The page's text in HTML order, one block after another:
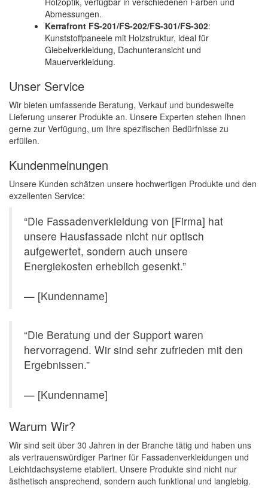
Abmessungen.
Kerrafront FS-201/FS-202/FS-301/FS-302:
Kunststoffpaneele mit Holzstruktur, ideal für
Giebelverkleidung, Dachunteransicht und
Mauerverkleidung.
Unser Service
Wir bieten umfassende Beratung, Verkauf und bundesweite
Lieferung unserer Produkte an. Unsere Experten stehen Ihnen
gerne zur Verfügung, um Ihre spezifischen Bedürfnisse zu
erfüllen.
Kundenmeinungen
Unsere Kunden schätzen unsere hochwertigen Produkte und den
exzellenten Service:
“Die Fassadenverkleidung von [Firma] hat
unsere Hausfassade nicht nur optisch
aufgewertet, sondern auch unsere
Energiekosten erheblich gesenkt.”
— [Kundenname]
“Die Beratung und der Support waren
hervorragend. Wir sind sehr zufrieden mit den
Ergebnissen.”
— [Kundenname]
Warum Wir?
Wir sind seit über 30 Jahren in der Branche tätig und haben uns
als vertrauenswürdiger Partner für Fassadenverkleidungen und
Leichtdachsysteme etabliert. Unsere Produkte sind nicht nur
ästhetisch ansprechend, sondern auch funktional und langlebig.